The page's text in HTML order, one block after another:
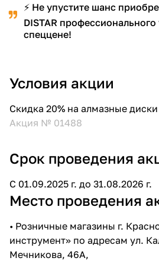
⚡ Не упустите шанс
DISTAR
спеццене!
Условия акции
Скидка 20% на алмазные диски
Акция № 01488
Срок проведения
С 01.09.2025 г. до 31.08.2026 г.
Место проведения
• Розничные магазины г.
инструмент» по адресам ул.
Мечникова, 46А,